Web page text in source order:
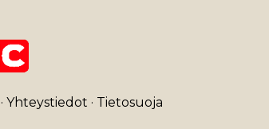
· Yhteystiedot · Tietosuoja